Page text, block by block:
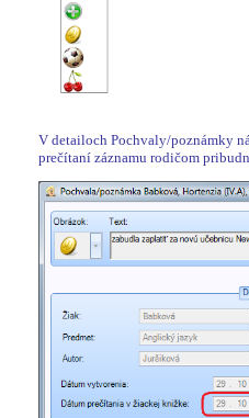
V detailoch Pochvaly/poznámky
prečítaní záznamu rodičom